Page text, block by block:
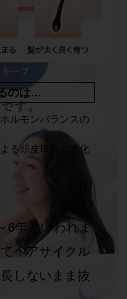
のは…
ルモンバランスの
る頭皮環境の悪化
6年といわれま
ヘアサイクル
しないまま抜